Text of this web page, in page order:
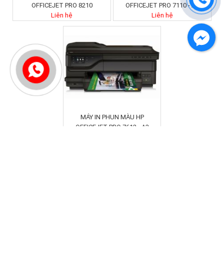
OFFICEJET PRO 8210
Liên hệ
OFFICEJET PRO 7110 - A3
Liên hệ
MÁY IN PHUN MÀU HP
OFFICEJET PRO 7612 - A3